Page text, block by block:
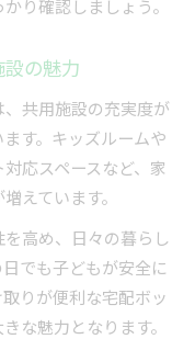
り確認しましょう。
の魅力
共用施設の充実度が
す。キッズルームや
応スペースなど、家
えています。
高め、日々の暮らし
でも子どもが安全に
りが便利な宅配ボッ
な魅力となります。